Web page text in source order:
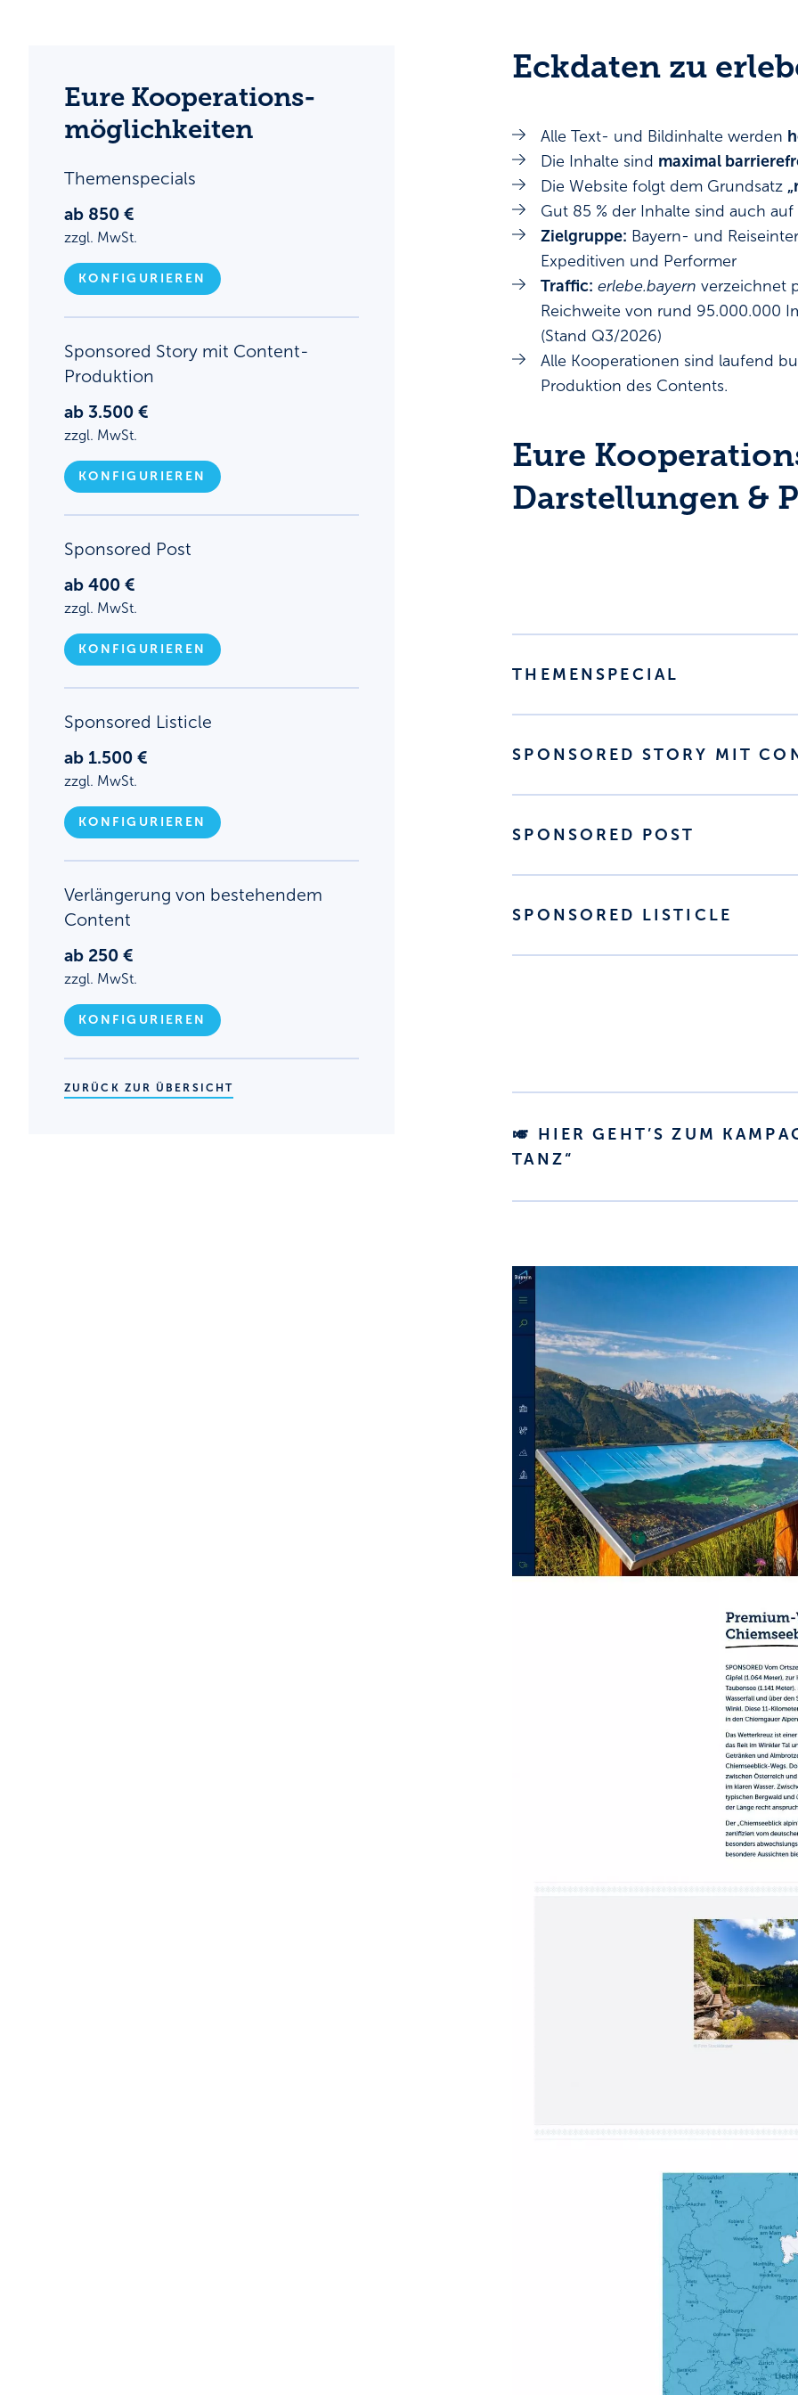
Eure Kooperations­
möglichkeiten
Themenspecials
ab 850 €
zzgl. MwSt.
KONFIGURIEREN
Sponsored Story mit Content-
Produktion
ab 3.500 €
zzgl. MwSt.
KONFIGURIEREN
Sponsored Post
ab 400 €
zzgl. MwSt.
KONFIGURIEREN
Sponsored Listicle
ab 1.500 €
zzgl. MwSt.
KONFIGURIEREN
Verlängerung von bestehendem
Content
ab 250 €
zzgl. MwSt.
KONFIGURIEREN
ZURÜCK ZUR ÜBERSICHT
Eckdaten zu
Alle Text- und Bildinhalte werden
Die Inhalte sind maximal
Die Website folgt dem Grundsatz
Gut 85 % der Inhalte sind auch
Zielgruppe: Bayern- und
Expeditiven und Performer
Traffic: erlebe.bayern verzeichnet
Reichweite von rund 95.000.000
(Stand Q3/2026)
Alle Kooperationen sind laufend
Produktion des Contents.
Eure
Darstellungen &
THEMENSPECIAL
SPONSORED STORY MIT
SPONSORED POST
SPONSORED LISTICLE
🎺 HIER GEHT’S ZUM
TANZ“